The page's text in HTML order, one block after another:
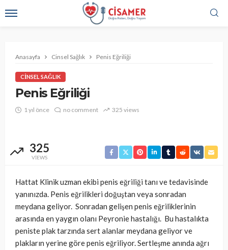
Anasayfa Cinsel Sağlık Penis Eğriliği
CINSEL SAĞLIK
Penis Eğriliği
1 yıl önce no comment 325 views
325
VIEWS
Hattat Klinik uzman ekibi penis eğriliği tanı ve tedavisinde
yanınızda. Penis eğrilikleri doğuştan veya sonradan
meydana geliyor. Sonradan gelişen penis eğriliklerinin
arasında en yaygın olanı Peyronie hastalığı. Bu hastalıkta
peniste plak tarzında sert alanlar meydana geliyor ve
plakların yerine göre penis eğriliyor. Sertleşme anında ağrı